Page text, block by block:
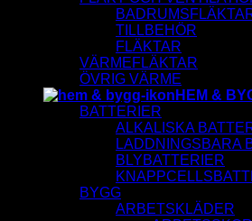
TILLBEHÖR
FLÄKTAR
VÄRMEFLÄKTAR
ÖVRIG VÄRME
HEM &
BATTERIER
ALKALISKA
LADDNINGSBARA
BLYBATTERIER
BYGG
ARBETSKLÄDER